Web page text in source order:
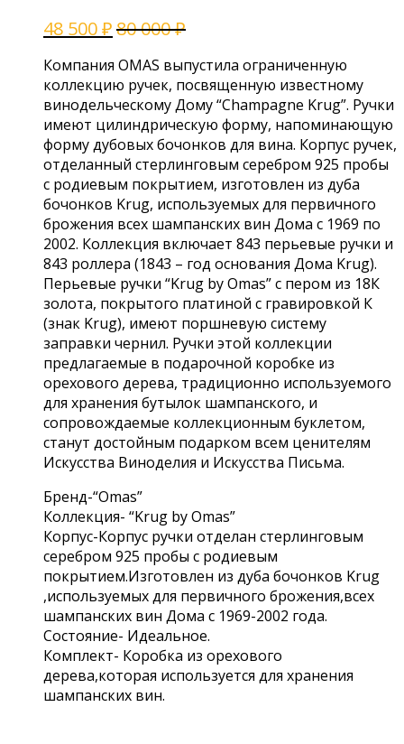
48 500₽80 000₽
Компания OMAS выпустила ограниченную
коллекцию ручек, посвященную известному
винодельческому Дому “Champagne Krug”. Ручки
имеют цилиндрическую форму, напоминающую
форму дубовых бочонков для вина. Корпус ручек,
отделанный стерлинговым серебром 925 пробы
с родиевым покрытием, изготовлен из дуба
бочонков Krug, используемых для первичного
брожения всех шампанских вин Дома с 1969 по
2002. Коллекция включает 843 перьевые ручки и
843 роллера (1843 – год основания Дома Krug).
Перьевые ручки “Krug by Omas” с пером из 18К
золота, покрытого платиной с гравировкой К
(знак Krug), имеют поршневую систему
заправки чернил. Ручки этой коллекции
предлагаемые в подарочной коробке из
орехового дерева, традиционно используемого
для хранения бутылок шампанского, и
сопровождаемые коллекционным буклетом,
станут достойным подарком всем ценителям
Искусства Виноделия и Искусства Письма.
Бренд-“Omas”
Коллекция- “Krug by Omas”
Корпус-Корпус ручки отделан стерлинговым
серебром 925 пробы с родиевым
покрытием.Изготовлен из дуба бочонков Krug
,используемых для первичного брожения,всех
шампанских вин Дома с 1969-2002 года.
Состояние- Идеальное.
Комплект- Коробка из орехового
дерева,которая используется для хранения
шампанских вин.